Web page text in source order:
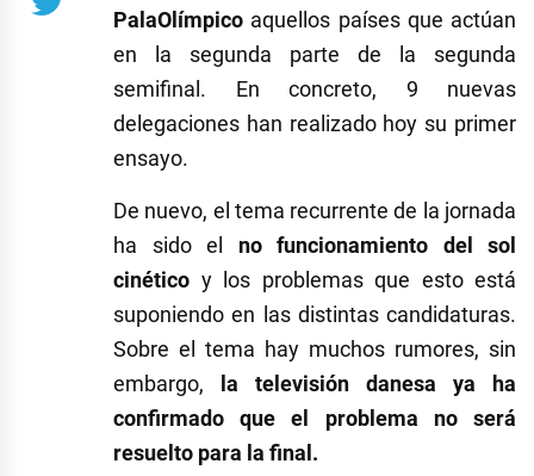
PalaOlímpico aquellos países que actúan
en la segunda parte de la segunda
semifinal. En concreto, 9 nuevas
delegaciones han realizado hoy su primer
ensayo.
De nuevo, el tema recurrente de la jornada
ha sido el no funcionamiento del sol
cinético y los problemas que esto está
suponiendo en las distintas candidaturas.
Sobre el tema hay muchos rumores, sin
embargo,
la televisión danesa ya ha
confirmado que el problema no será
resuelto para la final.